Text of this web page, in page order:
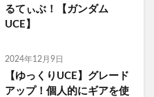
るてぃぶ！【ガンダム
UCE】
2024年12月9日
【ゆっくりUCE】グレード
アップ！個人的にギアを使